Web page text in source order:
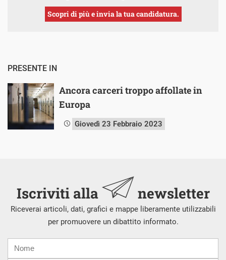
Scopri di più e invia la tua candidatura.
PRESENTE IN
Ancora carceri troppo affollate in
Europa
Giovedì 23 Febbraio 2023
Iscriviti alla newsletter
Riceverai articoli, dati, grafici e mappe liberamente utilizzabili
per promuovere un dibattito informato.
mail